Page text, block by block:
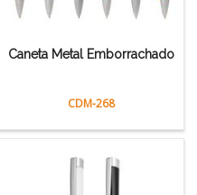
Caneta Metal Emborrachado
CDM-268